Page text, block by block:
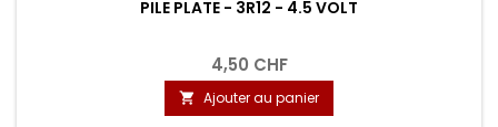
PILE PLATE - 3R12 - 4.5 VOLT
4,50 CHF
 Ajouter au panier